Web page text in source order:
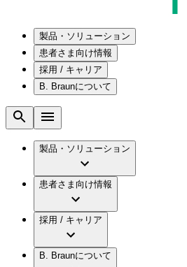
製品・ソリューション
ソリューション
国内の修理サービ
コンサルティング
製品・診療領域
コンチネンスケア
輸液療法
患者さま向け情報
腰椎椎間板ヘルニ
水頭症について
慢性創傷の治癒
アクトリーン ハイ
アクトリーン ハイ
疾患・症状
採用 / キャリア
ビー・ブラウンエ
グローバル（B.
グローバル（B.
キャリア（B. Braunで働
グローバルの社員
B. Braunについて
ビジョンとバリュー
ブランド
エースクラップア
私たちの責任
製品・ソリューション
患者さま向け情報
採用 / キャリア
B. Braunについて